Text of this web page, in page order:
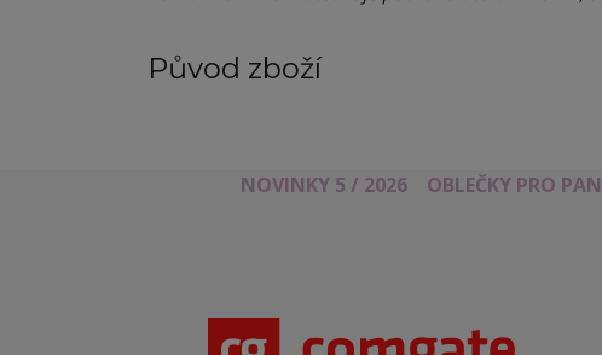
Původ zboží
NOVINKY 5 / 2026 OBLEČKY PRO